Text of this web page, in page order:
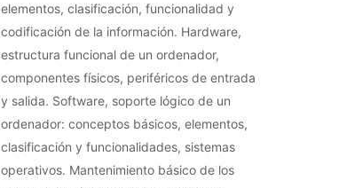
elementos, clasificación, funcionalidad y
codificación de la información. Hardware,
estructura funcional de un ordenador,
componentes físicos, periféricos de entrada
y salida. Software, soporte lógico de un
ordenador: conceptos básicos, elementos,
clasificación y funcionalidades, sistemas
operativos. Mantenimiento básico de los